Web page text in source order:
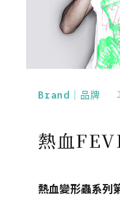
Brand｜品牌
熱血
熱血變形蟲系列